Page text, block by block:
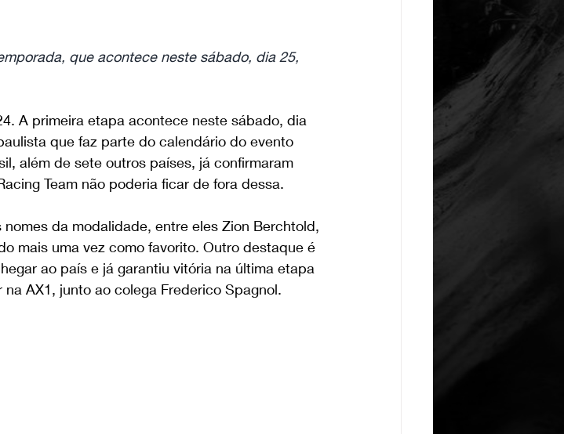
que acontece neste sábado, dia 25,
A primeira etapa acontece neste sábado, dia
que faz parte do calendário do evento
além de sete outros países, já confirmaram
Team não poderia ficar de fora dessa.
da modalidade, entre eles Zion Berchtold,
mais uma vez como favorito. Outro destaque é
ao país e já garantiu vitória na última etapa
AX1, junto ao colega Frederico Spagnol.